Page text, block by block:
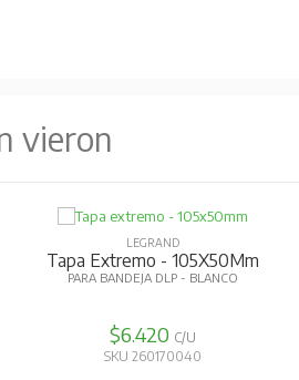
vieron
LEGRAND
Tapa Flexible - 85Mm
PARA BANDEJA DLP - BLANCA
$22.667C/U
SKU 260160230